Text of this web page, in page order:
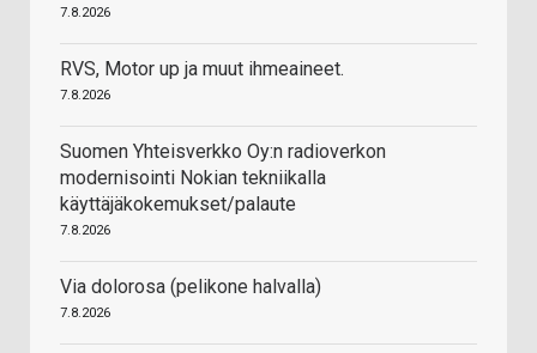
7.8.2026
RVS, Motor up ja muut ihmeaineet.
7.8.2026
Suomen Yhteisverkko Oy:n radioverkon
modernisointi Nokian tekniikalla
käyttäjäkokemukset/palaute
7.8.2026
Via dolorosa (pelikone halvalla)
7.8.2026